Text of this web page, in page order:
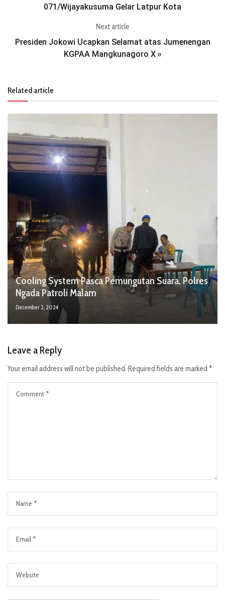
071/Wijayakusuma Gelar Latpur Kota
Next article
Presiden Jokowi Ucapkan Selamat atas Jumenengan
KGPAA Mangkunagoro X »
Related article
Cooling System Pasca Pemungutan Suara, Polres
Ngada Patroli Malam
December 2, 2024
Leave a Reply
Your email address will not be published. Required fields are marked *